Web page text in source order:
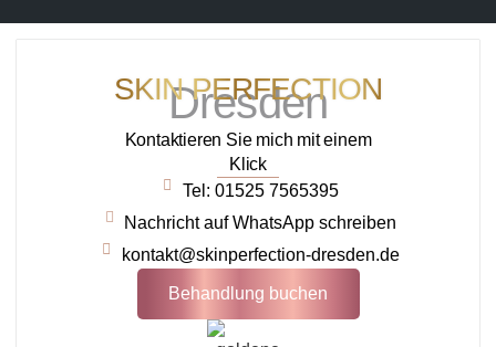
SKIN PERFECTION
Dresden
Kontaktieren Sie mich mit einem
Klick
Tel: 01525 7565395
Nachricht auf WhatsApp schreiben
kontakt@skinperfection-dresden.de
Behandlung buchen